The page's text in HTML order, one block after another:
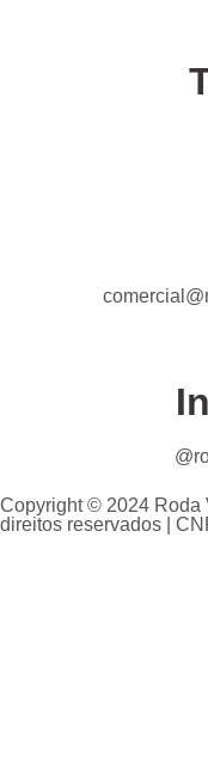
Copyright © 2024 Roda
direitos reservados |